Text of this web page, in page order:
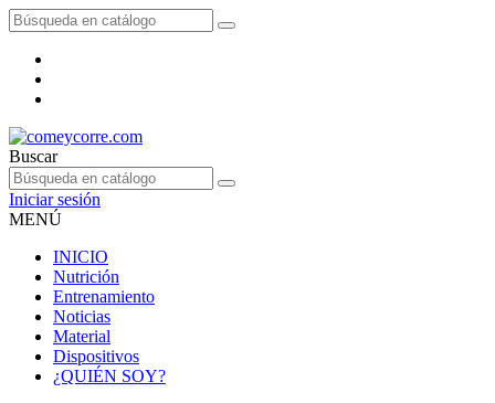
Buscar
Iniciar sesión
MENÚ
INICIO
Nutrición
Entrenamiento
Noticias
Material
Dispositivos
¿QUIÉN SOY?